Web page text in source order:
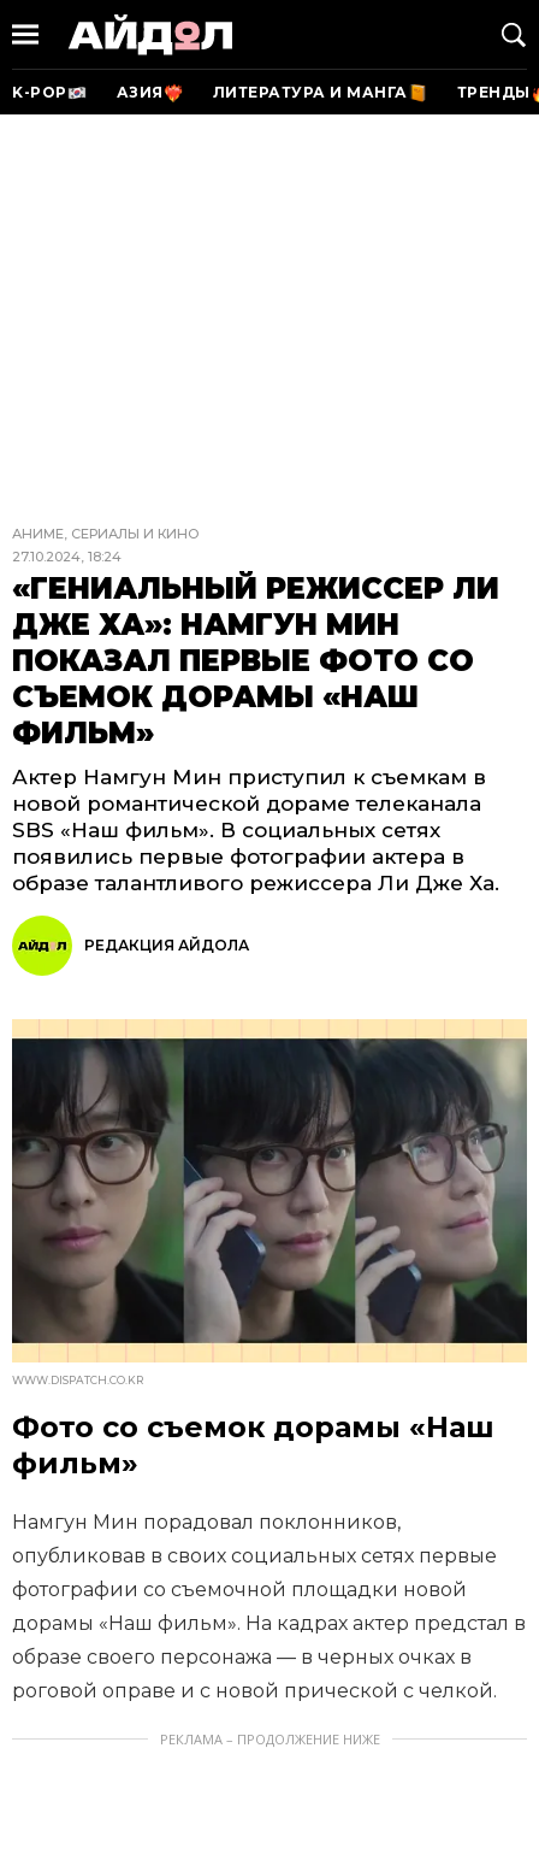
K-POP АЗИЯ ЛИТЕРАТУРА И МАНГА ТРЕНДЫ
АНИМЕ, СЕРИАЛЫ И КИНО
27.10.2024, 18:24
«ГЕНИАЛЬНЫЙ РЕЖИССЕР ЛИ
ДЖЕ ХА»: НАМГУН МИН
ПОКАЗАЛ ПЕРВЫЕ ФОТО СО
СЪЕМОК ДОРАМЫ «НАШ
ФИЛЬМ»
Актер Намгун Мин приступил к съемкам в
новой романтической дораме телеканала
SBS «Наш фильм». В социальных сетях
появились первые фотографии актера в
образе талантливого режиссера Ли Дже Ха.
РЕДАКЦИЯ АЙДОЛА
WWW.DISPATCH.CO.KR
Фото со съемок дорамы «Наш
фильм»
Намгун Мин порадовал поклонников,
опубликовав в своих социальных сетях первые
фотографии со съемочной площадки новой
дорамы «Наш фильм». На кадрах актер предстал в
образе своего персонажа — в черных очках в
роговой оправе и с новой прической с челкой.
РЕКЛАМА – ПРОДОЛЖЕНИЕ НИЖЕ